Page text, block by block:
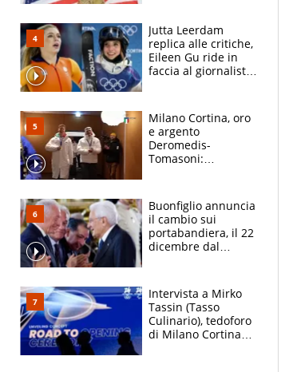
presidente Donald
Trump
Jutta Leerdam
replica alle critiche,
Eileen Gu ride in
faccia al giornalista:
Milano Cortina, oro
e argento
Deromedis-
Tomasoni:
Buonfiglio annuncia
il cambio sui
portabandiera, il 22
dicembre dal
Intervista a Mirko
Tassin (Tasso
Culinario), tedoforo
di Milano Cortina